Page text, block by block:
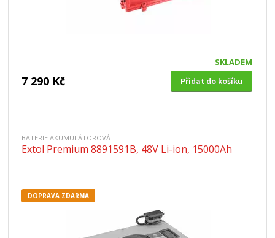
SKLADEM
7 290 Kč Přidat do košíku
BATERIE AKUMULÁTOROVÁ
Extol Premium 8891591B, 48V Li-ion, 15000Ah
DOPRAVA ZDARMA